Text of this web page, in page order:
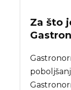
Za što